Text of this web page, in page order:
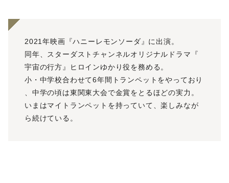
2021年映画『ハニーレモンソーダ』に出演。
同年、スターダストチャンネルオリジナルドラマ『
宇宙の行方』ヒロインゆかり役を務める。
小・中学校合わせて6年間トランペットをやっており
、中学の頃は東関東大会で金賞をとるほどの実力。
いまはマイトランペットを持っていて、楽しみなが
ら続けている。